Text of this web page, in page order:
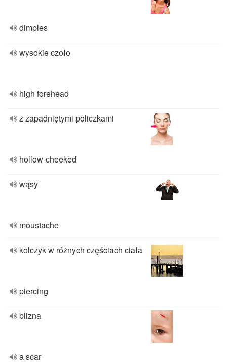
dimples
wysokie czoło
high forehead
z zapadniętymi policzkami
hollow-cheeked
wąsy
moustache
kolczyk w różnych częściach ciała
piercing
blizna
a scar